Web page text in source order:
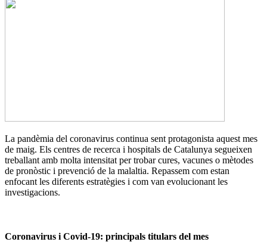
La pandèmia del coronavirus continua sent protagonista aquest mes
de maig. Els centres de recerca i hospitals de Catalunya segueixen
treballant amb molta intensitat per trobar cures, vacunes o mètodes
de pronòstic i prevenció de la malaltia. Repassem com estan
enfocant les diferents estratègies i com van evolucionant les
investigacions.
Coronavirus i Covid-19: principals titulars del mes